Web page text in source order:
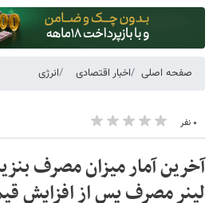
صفحه اصلی اخبار اقتصادی انرژی
۰ نفر
لینر مصرف پس از افزایش